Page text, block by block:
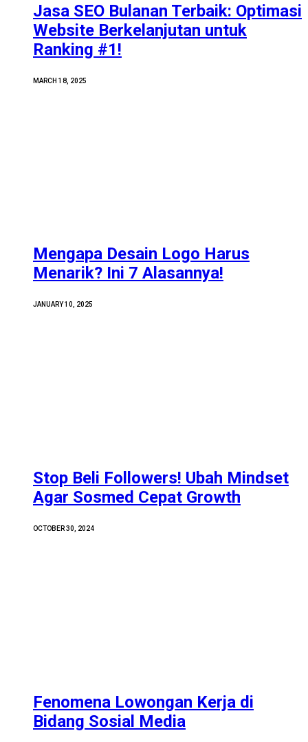
Jasa SEO Bulanan Terbaik: Optimasi
Website Berkelanjutan untuk
Ranking #1!
MARCH 18, 2025
Mengapa Desain Logo Harus
Menarik? Ini 7 Alasannya!
JANUARY 10, 2025
Stop Beli Followers! Ubah Mindset
Agar Sosmed Cepat Growth
OCTOBER 30, 2024
Fenomena Lowongan Kerja di
Bidang Sosial Media